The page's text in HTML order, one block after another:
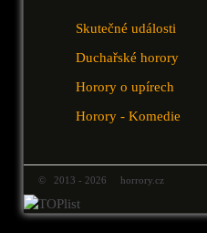
Skutečné události
Duchařské horory
Horory o upírech
Horory - Komedie
© 2013 - 2026 horrory.cz